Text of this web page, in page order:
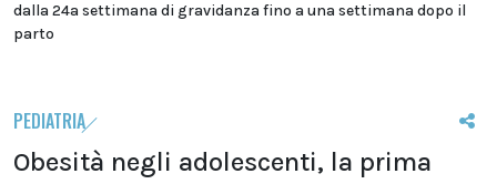
dalla 24a settimana di gravidanza fino a una settimana dopo il
parto
PEDIATRIA
Obesità negli adolescenti, la prima